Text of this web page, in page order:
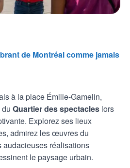
de Montréal comme jamais
à la place Émilie-Gamelin,
Quartier des spectacles lors
Explorez ses lieux
admirez les œuvres du
audacieuses réalisations
le paysage urbain.